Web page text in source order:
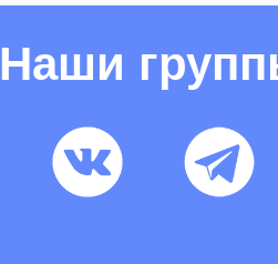
Наши